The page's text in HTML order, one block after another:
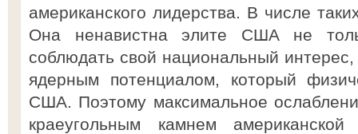
американского лидерства. В числе
Она ненавистна элите США не
соблюдать свой национальный
ядерным потенциалом, который
США. Поэтому максимальное
краеугольным камнем